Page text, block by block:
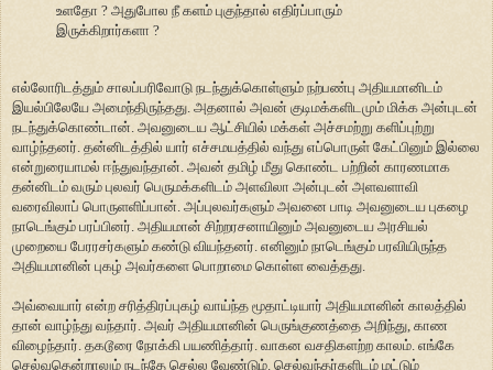
உளதோ ? அதுபோல நீ களம் புகுந்தால் எதிர்ப்பாரும்
இருக்கிறார்களா ?
எல்லோரிடத்தும் சாலப்பரிவோடு நடந்துக்கொள்ளும் நற்பண்பு அதியமானிடம்
இயல்பிலேயே அமைந்திருந்தது. அதனால் அவன் குடிமக்களிடமும் மிக்க அன்புடன்
நடந்துக்கொண்டான். அவனுடைய ஆட்சியில் மக்கள் அச்சமற்று களிப்புற்று
வாழ்ந்தனர். தன்னிடத்தில் யார் எச்சமயத்தில் வந்து எப்பொருள் கேட்பினும் இல்லை
என்றுரையாமல் ஈந்துவந்தான். அவன் தமிழ் மீது கொண்ட பற்றின் காரணமாக
தன்னிடம் வரும் புலவர் பெருமக்களிடம் அளவிலா அன்புடன் அளவளாவி
வரைவிலாப் பொருளளிப்பான். அப்புலவர்களும் அவனை பாடி அவனுடைய புகழை
நாடெங்கும் பரப்பினர். அதியமான் சிற்றரசனாயினும் அவனுடைய அரசியல்
முறையை பேரரசர்களும் கண்டு வியந்தனர். எனினும் நாடெங்கும் பரவியிருந்த
அதியமானின் புகழ் அவர்களை பொறாமை கொள்ள வைத்தது.
அவ்வையார் என்ற சரித்திரப்புகழ் வாய்ந்த மூதாட்டியார் அதியமானின் காலத்தில்
தான் வாழ்ந்து வந்தார். அவர் அதியமானின் பெருங்குணத்தை அறிந்து, காண
விழைந்தார். தகடூரை நோக்கி பயணித்தார். வாகன வசதிகளற்ற காலம். எங்கே
செல்வதென்றாலும் நடந்தே செல்ல வேண்டும். செல்வந்தர்களிடம் மட்டும்